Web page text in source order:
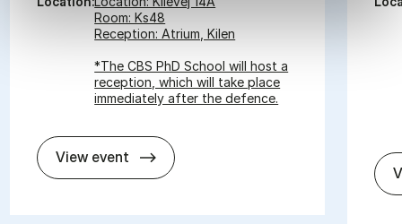
Room: Ks48
Reception: Atrium, Kilen
*The CBS PhD School will host a
reception, which will take place
immediately after the defence.
View event In­vit­a­tion for PhD De­fence -